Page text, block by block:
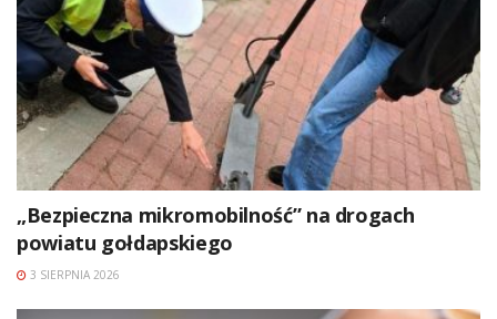
„Bezpieczna mikromobilność” na drogach
powiatu gołdapskiego
3 SIERPNIA 2026